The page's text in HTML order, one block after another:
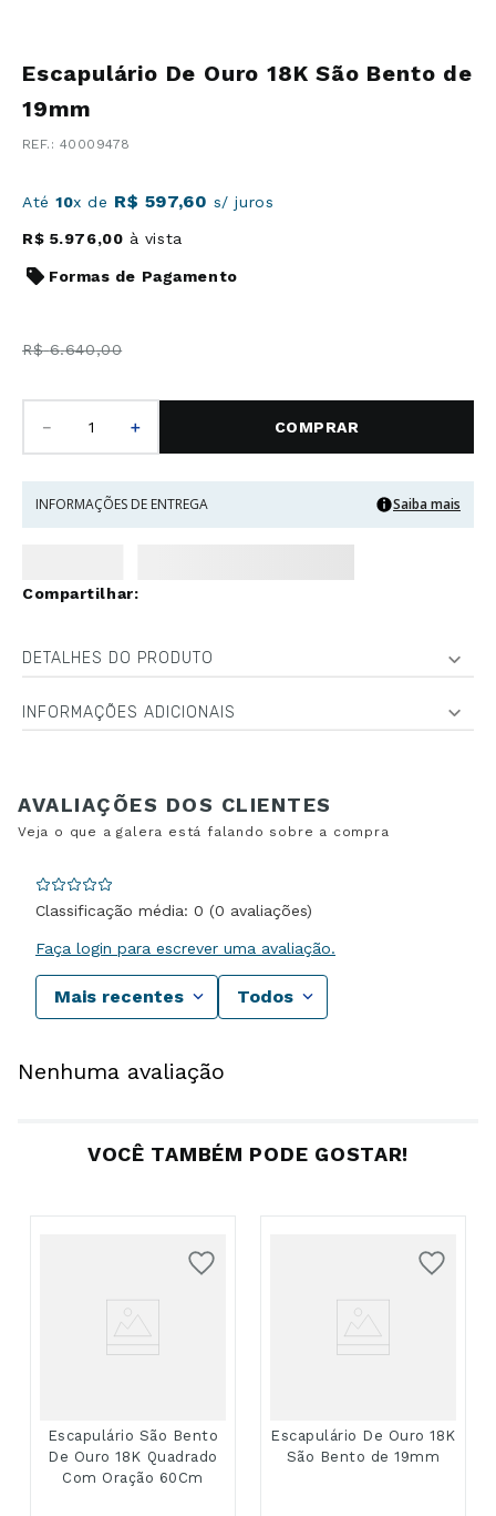
Escapulário De Ouro 18K São Bento de
19mm
: 40009478
Até10x de R$ 597,60 s/ juros
R$ 5.976,00 à vista
Formas de Pagamento
R$ 6.640,00
＋
－ COMPRAR
INFORMAÇÕES DE ENTREGA Saiba mais
DETALHES DO PRODUTO
INFORMAÇÕES ADICIONAIS
Classificação média: 0 (0 avaliações)
Faça login para escrever uma avaliação.
Mais recentes Todos
Nenhuma avaliação
VOCÊ TAMBÉM PODE GOSTAR!
Escapulário São Bento
De Ouro 18K Quadrado
Com Oração 60Cm
Escapulário De Ouro 18K
São Bento de 19mm